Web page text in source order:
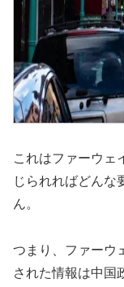
これはファーウェ
じられればどんな
ん。
つまり、ファーウ
された情報は中国